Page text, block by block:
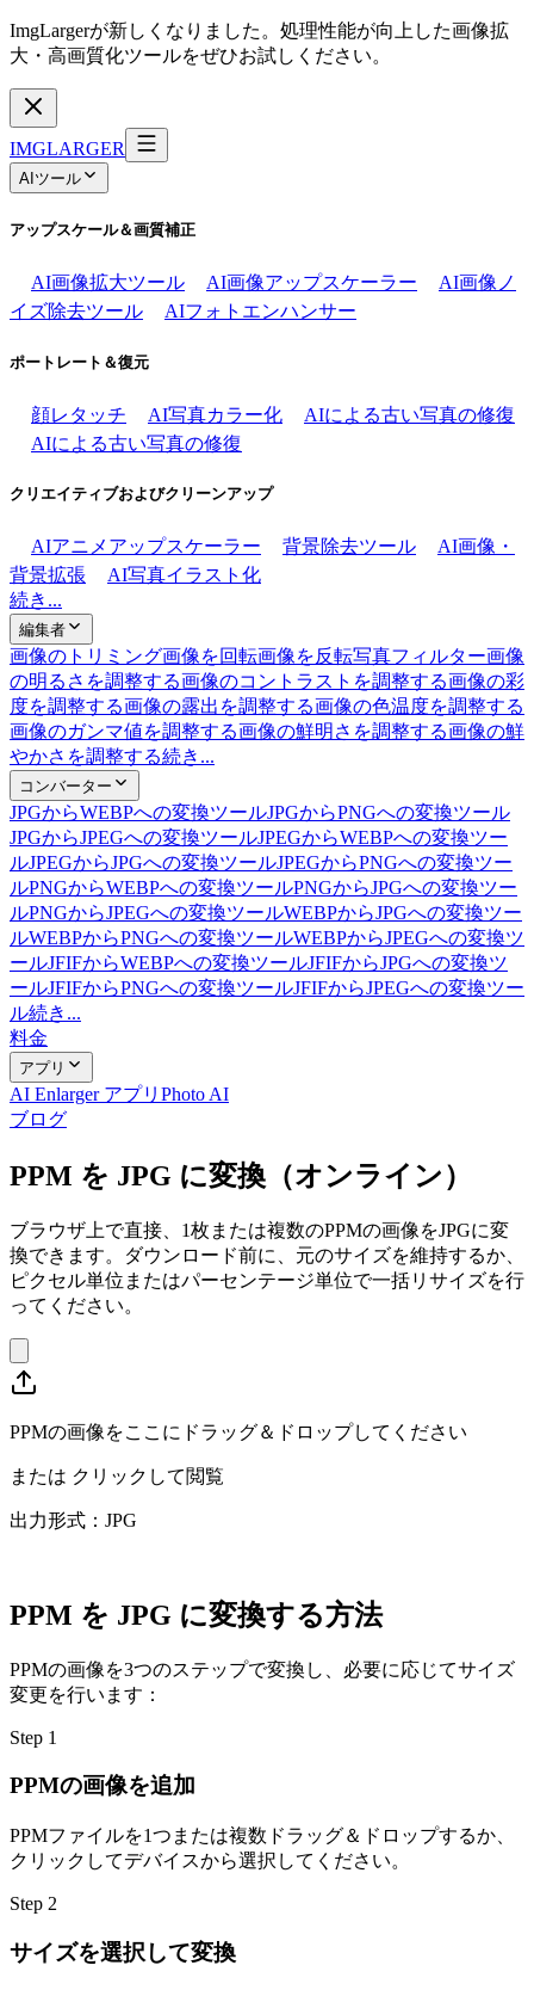
ImgLargerが新しくなりました。処理性能が向上した画像拡
大・高画質化ツールをぜひお試しください。
IMGLARGER
AIツール
アップスケール＆画質補正
AI画像拡大ツール AI画像アップスケーラー
AI画像ノ
イズ除去ツール
AIフォトエンハンサー
ポートレート＆復元
顔レタッチ AI写真カラー化
AIによる古い写真の修復
AIによる古い写真の修復
クリエイティブおよびクリーンアップ
AIアニメアップスケーラー 背景除去ツール
AI画像・
背景拡張
AI写真イラスト化
続き...
編集者
画像のトリミング画像を回転画像を反転写真フィルター画像
の明るさを調整する画像のコントラストを調整する画像の彩
度を調整する画像の露出を調整する画像の色温度を調整する
画像のガンマ値を調整する画像の鮮明さを調整する画像の鮮
やかさを調整する続き...
コンバーター
JPGからWEBPへの変換ツールJPGからPNGへの変換ツール
JPGからJPEGへの変換ツールJPEGからWEBPへの変換ツー
ルJPEGからJPGへの変換ツールJPEGからPNGへの変換ツー
ルPNGからWEBPへの変換ツールPNGからJPGへの変換ツー
ルPNGからJPEGへの変換ツールWEBPからJPGへの変換ツー
ルWEBPからPNGへの変換ツールWEBPからJPEGへの変換ツ
ールJFIFからWEBPへの変換ツールJFIFからJPGへの変換ツ
ールJFIFからPNGへの変換ツールJFIFからJPEGへの変換ツー
ル続き...
料金
アプリ
AI Enlarger アプリ Photo AI
ブログ
PPM を JPG に変換（オンライン）
ブラウザ上で直接、1枚または複数のPPMの画像をJPGに変
換できます。ダウンロード前に、元のサイズを維持するか、
ピクセル単位またはパーセンテージ単位で一括リサイズを行
ってください。
PPMの画像をここにドラッグ＆ドロップしてください
または クリックして閲覧
出力形式：JPG
PPM を JPG に変換する方法
PPMの画像を3つのステップで変換し、必要に応じてサイズ
変更を行います：
Step 1
PPMの画像を追加
PPMファイルを1つまたは複数ドラッグ＆ドロップするか、
クリックしてデバイスから選択してください。
Step 2
サイズを選択して変換